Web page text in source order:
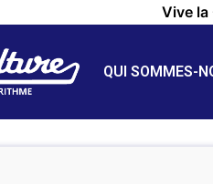
Vive la
QUI SOMMES-